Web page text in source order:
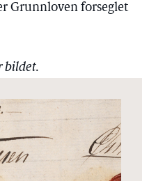
Grunnloven forseglet
bildet.